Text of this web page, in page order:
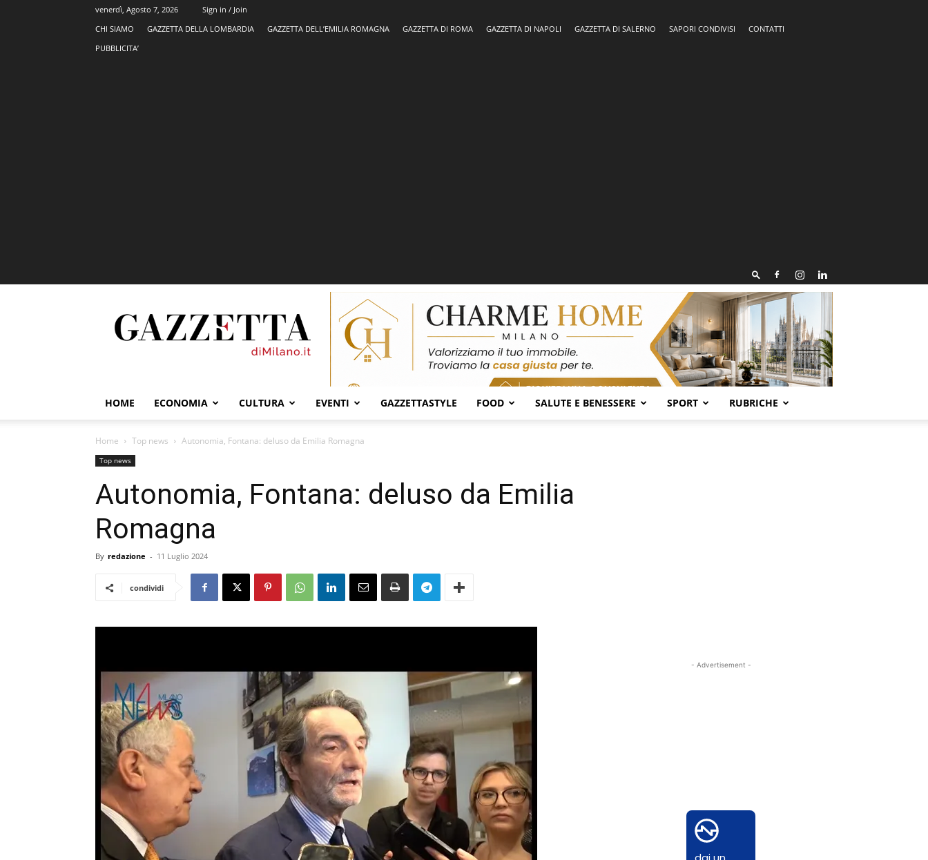
venerdì, Agosto 7, 2026
Sign in / Join
CHI SIAMO
GAZZETTA DELLA LOMBARDIA GAZZETTA DELL’EMILIA ROMAGNA GAZZETTA DI ROMA GAZZETTA DI NAPOLI GAZZETTA DI SALERNO SAPORI CONDIVISI
CONTATTI
PUBBLICITA’
HOME ECONOMIA CULTURA EVENTI GAZZETTASTYLE FOOD SALUTE E BENESSERE SPORT RUBRICHE
Home Top news Autonomia, Fontana: deluso da Emilia Romagna
Top news
Autonomia, Fontana: deluso da Emilia
Romagna
By redazione - 11 Luglio 2024
condividi
- Advertisement -